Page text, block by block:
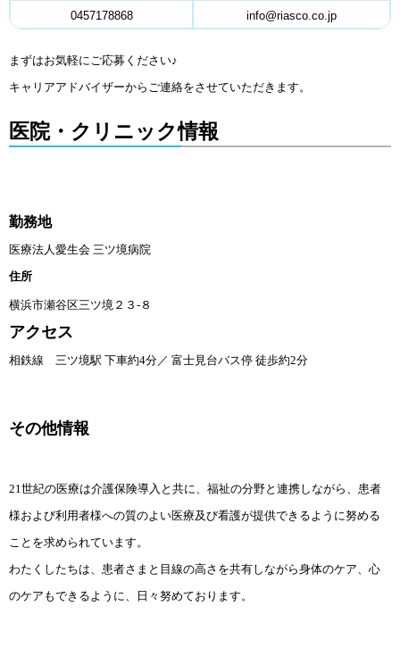
0457178868 info@riasco.co.jp
まずはお気軽にご応募ください♪
キャリアアドバイザーからご連絡をさせていただきます。
医院・クリニック情報
勤務地
医療法人愛生会 三ツ境病院
住所
横浜市瀬谷区三ツ境２３-８
アクセス
相鉄線 三ツ境駅 下車約4分／ 富士見台バス停 徒歩約2分
その他情報
21世紀の医療は介護保険導入と共に、福祉の分野と連携しながら、患者
様および利用者様への質のよい医療及び看護が提供できるように努める
ことを求められています。
わたくしたちは、患者さまと目線の高さを共有しながら身体のケア、心
のケアもできるように、日々努めております。